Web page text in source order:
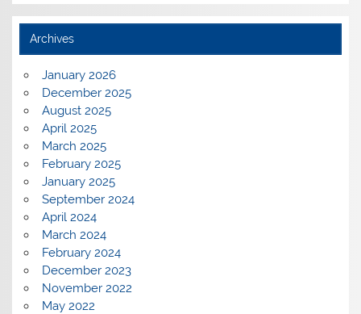
Archives
January 2026
December 2025
August 2025
April 2025
March 2025
February 2025
January 2025
September 2024
April 2024
March 2024
February 2024
December 2023
November 2022
May 2022